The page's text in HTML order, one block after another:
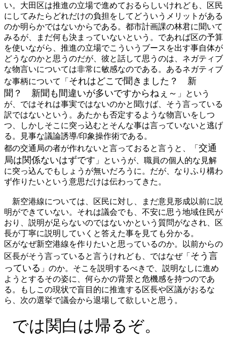
い。大田区は推進の立場で進めておるらしいけれども、区民
にしてみたらどれだけの負担をしてどういうメリットがある
のか明らかではないからである。都市計画課の林君に聞いて
みるが、まだ何も決まっていないという。であれば区の予算
を使いながら、推進の立場でこういうブースを出す事自体が
どうなのかと思うのだが、彼と話して思うのは、ネガティブ
な物言いについては非常に敏感なのである。あるネガティブ
な事柄について「 それはどこで聞きました？ 新
聞？ 新聞も間違いが多いですからねぇ～ 」という
が、ではそれは事実ではないのかと聞けば、そう言っている
訳ではないという。あたかも否定するような物言いをしつ
つ、しかしそこに突っ込むとそんな事は言っていないと逃げ
る。見事な議論誘導/印象操作術である。
都の交通局の者が作れないと言っておると言うと、「 交通
局は関係ないはずです 」というが、職員の個人的な見解
に突っ込んでもしょうが無いだろうに。だが、なりふり構わ
ず作りたいという意思だけは伝わってきた。
新空港線については、区民に対し、まだ意見形成以前に説
明ができていない。それは議会でも、不安に思う地域住民が
おり、説明が足らないのではないかという質問がなされ、区
長が丁寧に説明していくと答えた事を見ても分かる。
区がなぜ新空港線を作りたいと思っているのか。以前からの
区長がそう言っていると言うけれども、ではなぜ「 そう言
っている 」のか。そこを説明するべきで、説明なしに進め
ようとするその姿に、何らかの背景と危機感を持つのであ
る。もしこの現状で盲目的に推進する区長や区議がおるな
ら、次の選挙で議会から退場して欲しいと思う。
では関白は帰るぞ。